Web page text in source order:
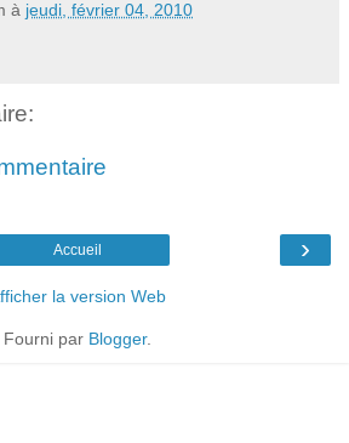
à jeudi, février 04, 2010
›
Accueil
la version Web
Fourni par Blogger.